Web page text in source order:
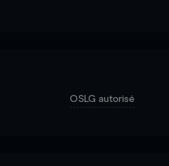
OSLG autorisé